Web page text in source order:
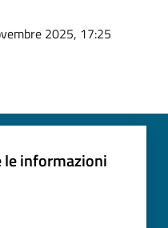
2025, 17:25
le informazioni